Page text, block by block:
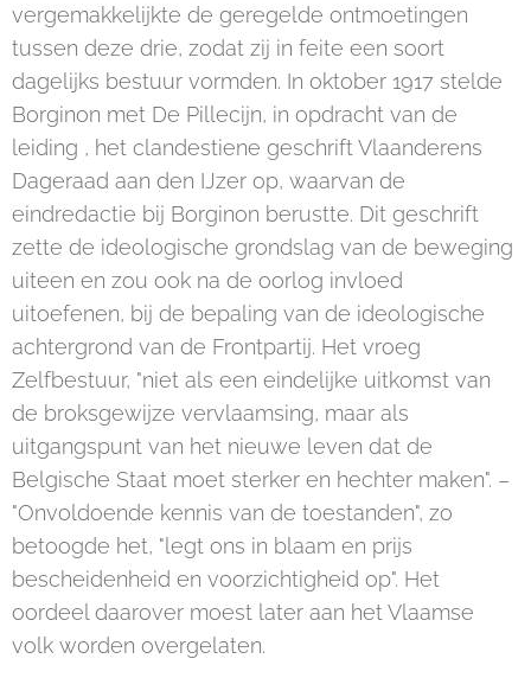
vergemakkelijkte de geregelde ontmoetingen
tussen deze drie, zodat zij in feite een soort
dagelijks bestuur vormden. In oktober 1917 stelde
Borginon met De Pillecijn, in opdracht van de
leiding , het clandestiene geschrift Vlaanderens
Dageraad aan den IJzer op, waarvan de
eindredactie bij Borginon berustte. Dit geschrift
zette de ideologische grondslag van de beweging
uiteen en zou ook na de oorlog invloed
uitoefenen, bij de bepaling van de ideologische
achtergrond van de Frontpartij. Het vroeg
Zelfbestuur, "niet als een eindelijke uitkomst van
de broksgewijze vervlaamsing, maar als
uitgangspunt van het nieuwe leven dat de
Belgische Staat moet sterker en hechter maken". –
"Onvoldoende kennis van de toestanden", zo
betoogde het, "legt ons in blaam en prijs
bescheidenheid en voorzichtigheid op". Het
oordeel daarover moest later aan het Vlaamse
volk worden overgelaten.